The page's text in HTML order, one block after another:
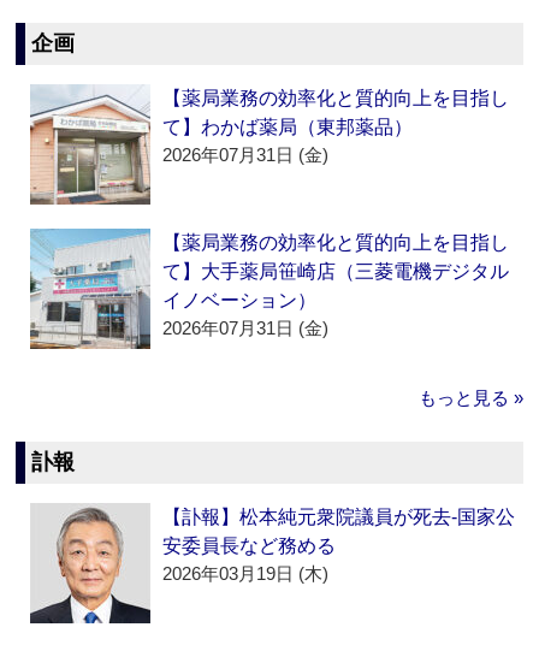
企画
【薬局業務の効率化と質的向上を目指し
て】わかば薬局（東邦薬品）
2026年07月31日 (金)
【薬局業務の効率化と質的向上を目指し
て】大手薬局笹崎店（三菱電機デジタル
イノベーション）
2026年07月31日 (金)
もっと見る »
訃報
【訃報】松本純元衆院議員が死去‐国家公
安委員長など務める
2026年03月19日 (木)